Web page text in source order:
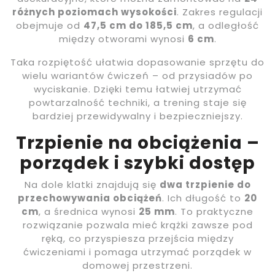
różnych poziomach wysokości. Zakres regulacji
obejmuje od 47,5 cm do 185,5 cm, a odległość
między otworami wynosi 6 cm.
Taka rozpiętość ułatwia dopasowanie sprzętu do
wielu wariantów ćwiczeń – od przysiadów po
wyciskanie. Dzięki temu łatwiej utrzymać
powtarzalność techniki, a trening staje się
bardziej przewidywalny i bezpieczniejszy.
Trzpienie na obciążenia –
porządek i szybki dostęp
Na dole klatki znajdują się dwa trzpienie do
przechowywania obciążeń. Ich długość to 20
cm, a średnica wynosi 25 mm. To praktyczne
rozwiązanie pozwala mieć krążki zawsze pod
ręką, co przyspiesza przejścia między
ćwiczeniami i pomaga utrzymać porządek w
domowej przestrzeni.